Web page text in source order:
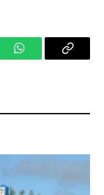
WhatsAppCopy